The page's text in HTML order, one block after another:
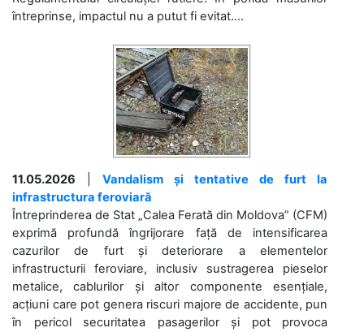
întreprinse, impactul nu a putut fi evitat....
11.05.2026
Vandalism și tentative de furt la
infrastructura feroviară
Întreprinderea de Stat „Calea Ferată din Moldova” (CFM)
exprimă profundă îngrijorare față de intensificarea
cazurilor de furt și deteriorare a elementelor
infrastructurii feroviare, inclusiv sustragerea pieselor
metalice, cablurilor și altor componente esențiale,
acțiuni care pot genera riscuri majore de accidente, pun
în pericol securitatea pasagerilor și pot provoca